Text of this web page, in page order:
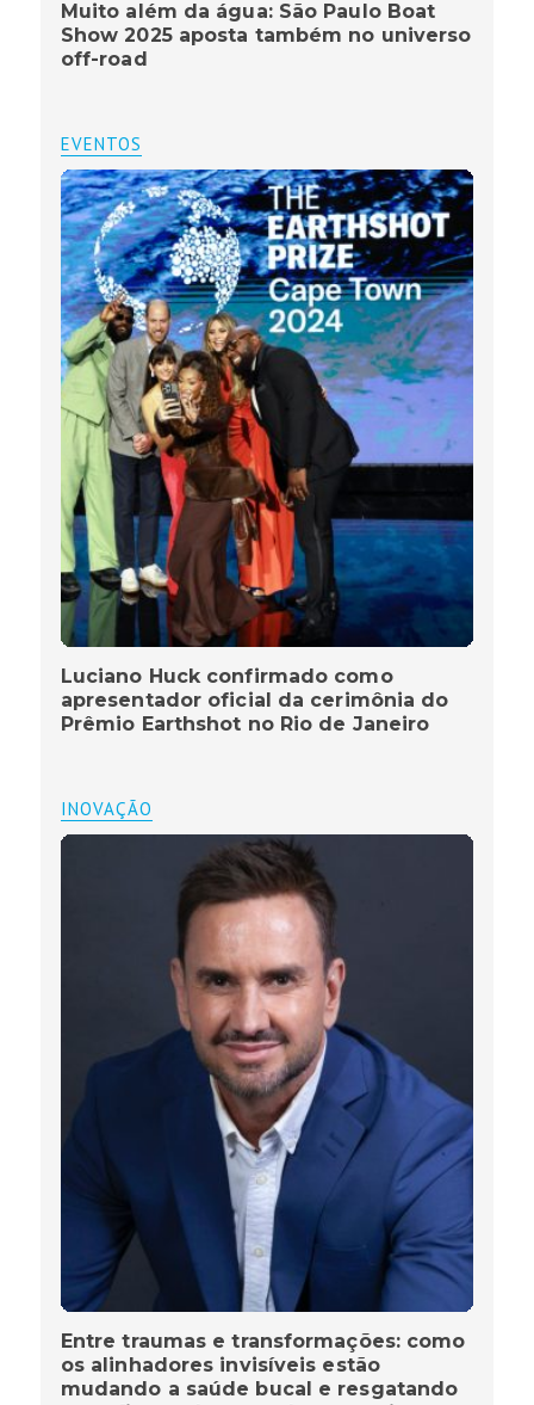
Muito além da água: São Paulo Boat
Show 2025 aposta também no universo
off-road
EVENTOS
Luciano Huck confirmado como
apresentador oficial da cerimônia do
Prêmio Earthshot no Rio de Janeiro
INOVAÇÃO
Entre traumas e transformações: como
os alinhadores invisíveis estão
mudando a saúde bucal e resgatando